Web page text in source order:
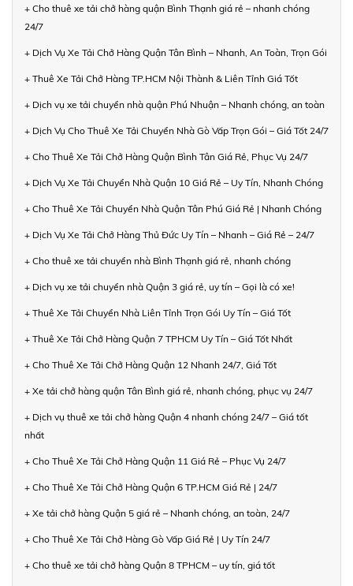
+ Cho thuê xe tải chở hàng quận Bình Thạnh giá rẻ – nhanh chóng
24/7
+ Dịch Vụ Xe Tải Chở Hàng Quận Tân Bình – Nhanh, An Toàn, Trọn Gói
+ Thuê Xe Tải Chở Hàng TP.HCM Nội Thành & Liên Tỉnh Giá Tốt
+ Dịch vụ xe tải chuyển nhà quận Phú Nhuận – Nhanh chóng, an toàn
+ Dịch Vụ Cho Thuê Xe Tải Chuyển Nhà Gò Vấp Trọn Gói – Giá Tốt 24/7
+ Cho Thuê Xe Tải Chở Hàng Quận Bình Tân Giá Rẻ, Phục Vụ 24/7
+ Dịch Vụ Xe Tải Chuyển Nhà Quận 10 Giá Rẻ – Uy Tín, Nhanh Chóng
+ Cho Thuê Xe Tải Chuyển Nhà Quận Tân Phú Giá Rẻ | Nhanh Chóng
+ Dịch Vụ Xe Tải Chở Hàng Thủ Đức Uy Tín – Nhanh – Giá Rẻ – 24/7
+ Cho thuê xe tải chuyển nhà Bình Thạnh giá rẻ, nhanh chóng
+ Dịch vụ xe tải chuyển nhà Quận 3 giá rẻ, uy tín – Gọi là có xe!
+ Thuê Xe Tải Chuyển Nhà Liên Tỉnh Trọn Gói Uy Tín – Giá Tốt
+ Thuê Xe Tải Chở Hàng Quận 7 TPHCM Uy Tín – Giá Tốt Nhất
+ Cho Thuê Xe Tải Chở Hàng Quận 12 Nhanh 24/7, Giá Tốt
+ Xe tải chở hàng quận Tân Bình giá rẻ, nhanh chóng, phục vụ 24/7
+ Dịch vụ thuê xe tải chở hàng Quận 4 nhanh chóng 24/7 – Giá tốt
nhất
+ Cho Thuê Xe Tải Chở Hàng Quận 11 Giá Rẻ – Phục Vụ 24/7
+ Cho Thuê Xe Tải Chở Hàng Quận 6 TP.HCM Giá Rẻ | 24/7
+ Xe tải chở hàng Quận 5 giá rẻ – Nhanh chóng, an toàn, 24/7
+ Cho Thuê Xe Tải Chở Hàng Gò Vấp Giá Rẻ | Uy Tín 24/7
+ Cho thuê xe tải chở hàng Quận 8 TPHCM – uy tín, giá tốt